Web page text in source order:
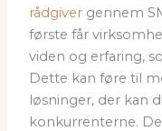
rådgivergennem
første får
viden og erfaring,
Dette kan føre til
løsninger, der kan
konkurrenterne.